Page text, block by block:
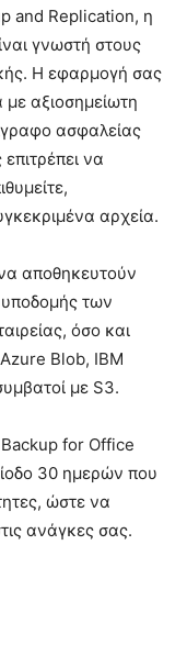
and Replication, η
γνωστή στους
Η εφαρμογή σας
με αξιοσημείωτη
ασφαλείας
να
αρχεία.
αποθηκευτούν
υποδομής των
όσο και
Blob, IBM
με S3.
Backup for Office
30 ημερών που
ώστε να
ανάγκες σας.